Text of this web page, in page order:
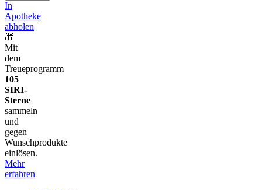
In
Apotheke
abholen
🎁
Mit
dem
Treueprogramm
105
SIRI-
Sterne
sammeln
und
gegen
Wunschprodukte
einlösen.
Mehr
erfahren